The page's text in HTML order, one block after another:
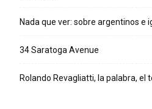
Nada que ver: sobre argentinos e
34 Saratoga Avenue
Rolando Revagliatti, la palabra, el